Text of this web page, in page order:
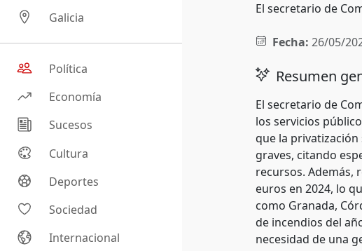
Galicia
Política
Economía
Sucesos
Cultura
Deportes
Sociedad
Internacional
El secretario de
Fecha: 26/05/
Resumen
El secretario de
los servicios
que la
graves, citando
recursos. Además,
euros en 2024, lo
como Granada,
de incendios del
necesidad de una